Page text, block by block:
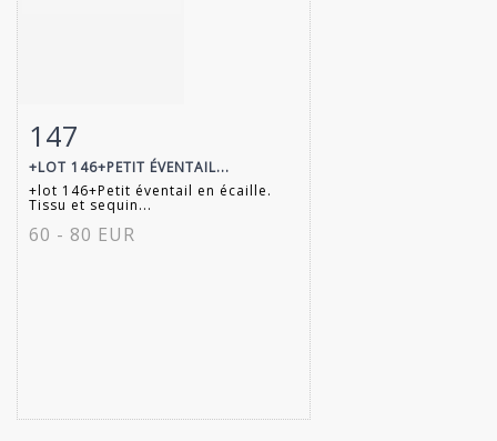
Fiche détaillée
147
+LOT 146+PETIT ÉVENTAIL...
+lot 146+Petit éventail en écaille.
Tissu et sequin...
60 - 80 EUR